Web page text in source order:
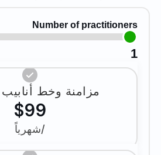
Number of practitioners
1
مزامنة وخط أنابيب
$99
/شهرياً